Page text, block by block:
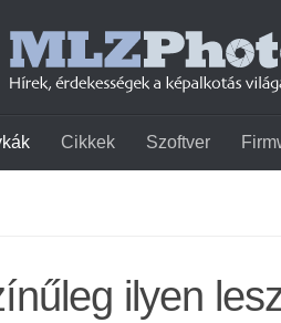
Cikkek Szoftver
ilyen